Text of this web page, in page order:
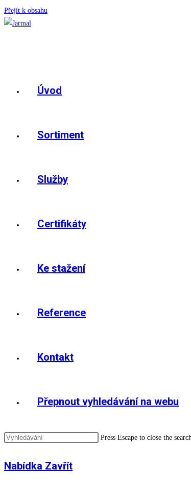
Přejít k obsahu
Úvod
Sortiment
Služby
Certifikáty
Ke stažení
Reference
Kontakt
Přepnout vyhledávání na webu
Press Escape to close the
Nabídka Zavřít